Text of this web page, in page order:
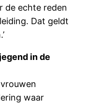
de echte reden
Dat geldt
in de
waar